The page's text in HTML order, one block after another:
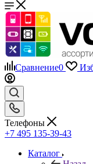
Сравнение 0
Телефоны
+7 495 135-39-43
Каталог
Назад
Каталог